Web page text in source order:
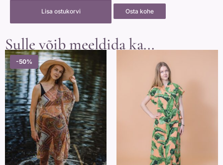
Lisa ostukorvi Osta kohe
Sulle võib meeldida ka...
-50%
-50%
Algne
hind
oli:
44 €.
Praegune
hind
on:
22 €.